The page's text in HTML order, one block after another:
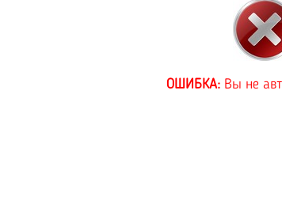
ОШИБКА:Вы не